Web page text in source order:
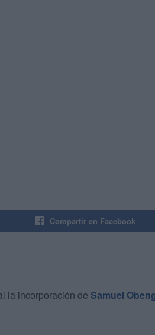
Compartir en Facebook
la incorporación de Samuel